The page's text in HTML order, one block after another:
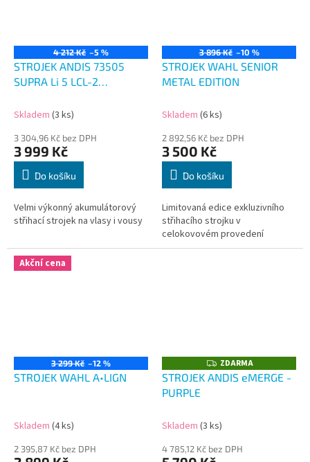
4 212 Kč –5 %
STROJEK ANDIS 73505
SUPRA Li 5 LCL-2
Skladem (3 ks)
3 304,96 Kč bez DPH
3 999 Kč
Do košíku
Velmi výkonný akumulátorový
střihací strojek na vlasy i vousy
3 896 Kč –10 %
STROJEK WAHL SENIOR
METAL EDITION
Skladem (6 ks)
2 892,56 Kč bez DPH
3 500 Kč
Do košíku
Limitovaná edice exkluzivního
střihacího strojku v
celokovovém provedení
Akční cena
3 299 Kč –12 %
STROJEK WAHL A•LIGN
Skladem (4 ks)
2 395,87 Kč bez DPH
Z
D
A
ZDARMA
STROJEK ANDIS eMERGE -
PURPLE
Skladem (3 ks)
4 785,12 Kč bez DPH